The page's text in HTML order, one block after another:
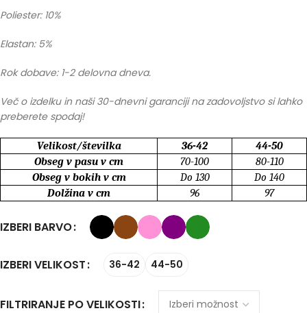
Poliester: 10%
Elastan: 5%
Rok dobave: 1-2 delovna dneva.
Več o izdelku in naši 30-dnevni garanciji na zadovoljstvo si lahko
preberete spodaj!
Velikost/številka 36-42
44-50
Obseg v pasu v cm
70-100
80-110
Obseg v bokih v cm
Do 130
Do 140
Dolžina v cm
96 97
IZBERI BARVO
IZBERI VELIKOST 36-42 44-50
FILTRIRANJE PO VELIKOSTI